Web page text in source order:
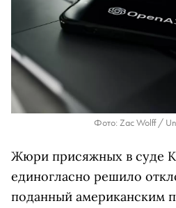
Фото: Zac Wolff /
Жюри присяжных в суде
единогласно решило
поданный американским